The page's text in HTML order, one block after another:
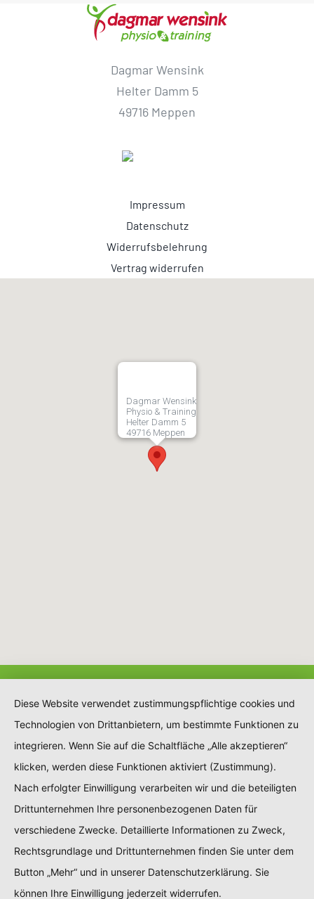
Dagmar Wensink
Helter Damm 5
49716 Meppen
Impressum
Datenschutz
Widerrufsbelehrung
Vertrag widerrufen
Dagmar Wensink
Physio & Training
Helter Damm 5
49716 Meppen
Diese Website verwendet zustimmungspflichtige cookies und
Technologien von Drittanbietern, um bestimmte Funktionen zu
integrieren. Wenn Sie auf die Schaltfläche „Alle akzeptieren“
klicken, werden diese Funktionen aktiviert (Zustimmung).
Nach erfolgter Einwilligung verarbeiten wir und die beteiligten
Drittunternehmen Ihre personenbezogenen Daten für
verschiedene Zwecke. Detaillierte Informationen zu Zweck,
Rechtsgrundlage und Drittunternehmen finden Sie unter dem
Button „Mehr“ und in unserer Datenschutzerklärung. Sie
können Ihre Einwilligung jederzeit widerrufen.